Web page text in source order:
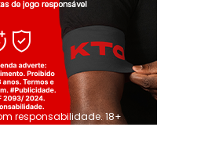
responsabilidade. 18+